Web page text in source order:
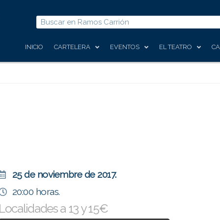
INICIO CARTELERA EVENTOS EL TEATRO
25 de noviembre de 2017.
20:00 horas.
Localidades a 13 y 15€